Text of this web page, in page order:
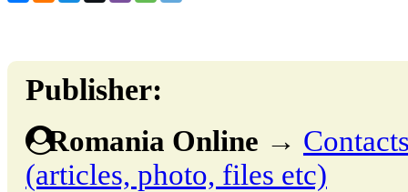
Publisher:
Romania Online →
(articles, photo, files etc)